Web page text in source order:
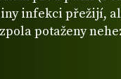
infekci přežijí,
potaženy